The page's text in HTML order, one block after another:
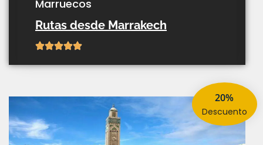
marruecos
Rutas desde Marrakech
20%
descuento